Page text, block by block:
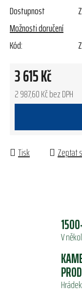
Dostupnost
Možnosti doručení
Kód:
3 615 Kč
2 987,60 Kč bez DPH
Tisk Zeptat
V